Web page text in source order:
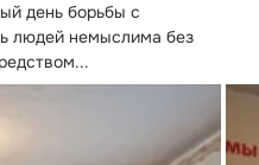
день борьбы с
людей немыслима без